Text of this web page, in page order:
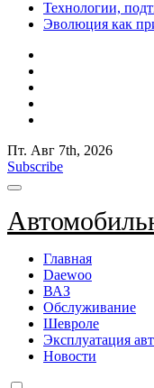
Технологии,
Эволюция как
Пт. Авг 7th, 2026
Subscribe
Главная
Daewoo
ВАЗ
Обслуживание
Шевроле
Эксплуатация
Новости